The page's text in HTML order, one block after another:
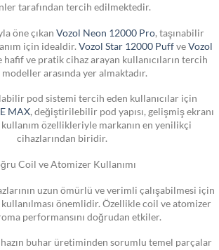
tarafından tercih edilmektedir.
öne çıkan Vozol Neon 12000 Pro, taşınabilir
için idealdir. Vozol Star 12000 PuffveVozol
hafif ve pratik cihaz arayan kullanıcıların tercih
arasında yer almaktadır.
pod sistemi tercih eden kullanıcılar için
MAX, değiştirilebilir pod yapısı, gelişmiş ekranı
özellikleriyle markanın en yenilikçi
cihazlarından biridir.
Coil ve Atomizer Kullanımı
uzun ömürlü ve verimli çalışabilmesi için
önemlidir. Özellikle coil ve atomizer
performansını doğrudan etkiler.
buhar üretiminden sorumlu temel parçalar